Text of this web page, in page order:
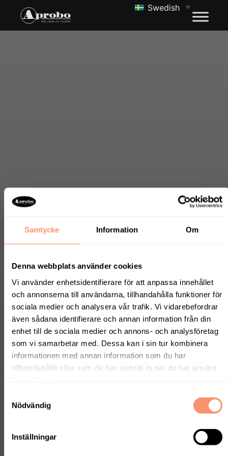
Samtycke Information Om
Denna webbplats använder cookies
Vi använder enhetsidentifierare för att anpassa innehållet
och annonserna till användarna, tillhandahålla funktioner för
sociala medier och analysera vår trafik. Vi vidarebefordrar
även sådana identifierare och annan information från din
enhet till de sociala medier och annons- och analysföretag
som vi samarbetar med. Dessa kan i sin tur kombinera
informationen med annan information som du har
tillhandahållit eller som de har samlat in när du har använt
Nödvändig
Inställningar
Swedish
Econylgarn
I en del av våra textilmattor
finns det econylgarn.
Econylgarnet är återvunnen
nylon från olika källor. En
betydande del av det material
som samlas in kommer från
övergivna fiskenät på
havsbottnar, så kallade ghost
nets. Sådana nät är ofta en
till och med hotade djurarter
och sorterar fångsten, eller